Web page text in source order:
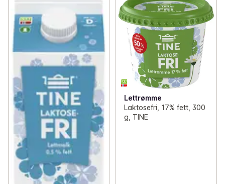
Lettrømme
Laktosefri, 17% fett, 300
g, TINE